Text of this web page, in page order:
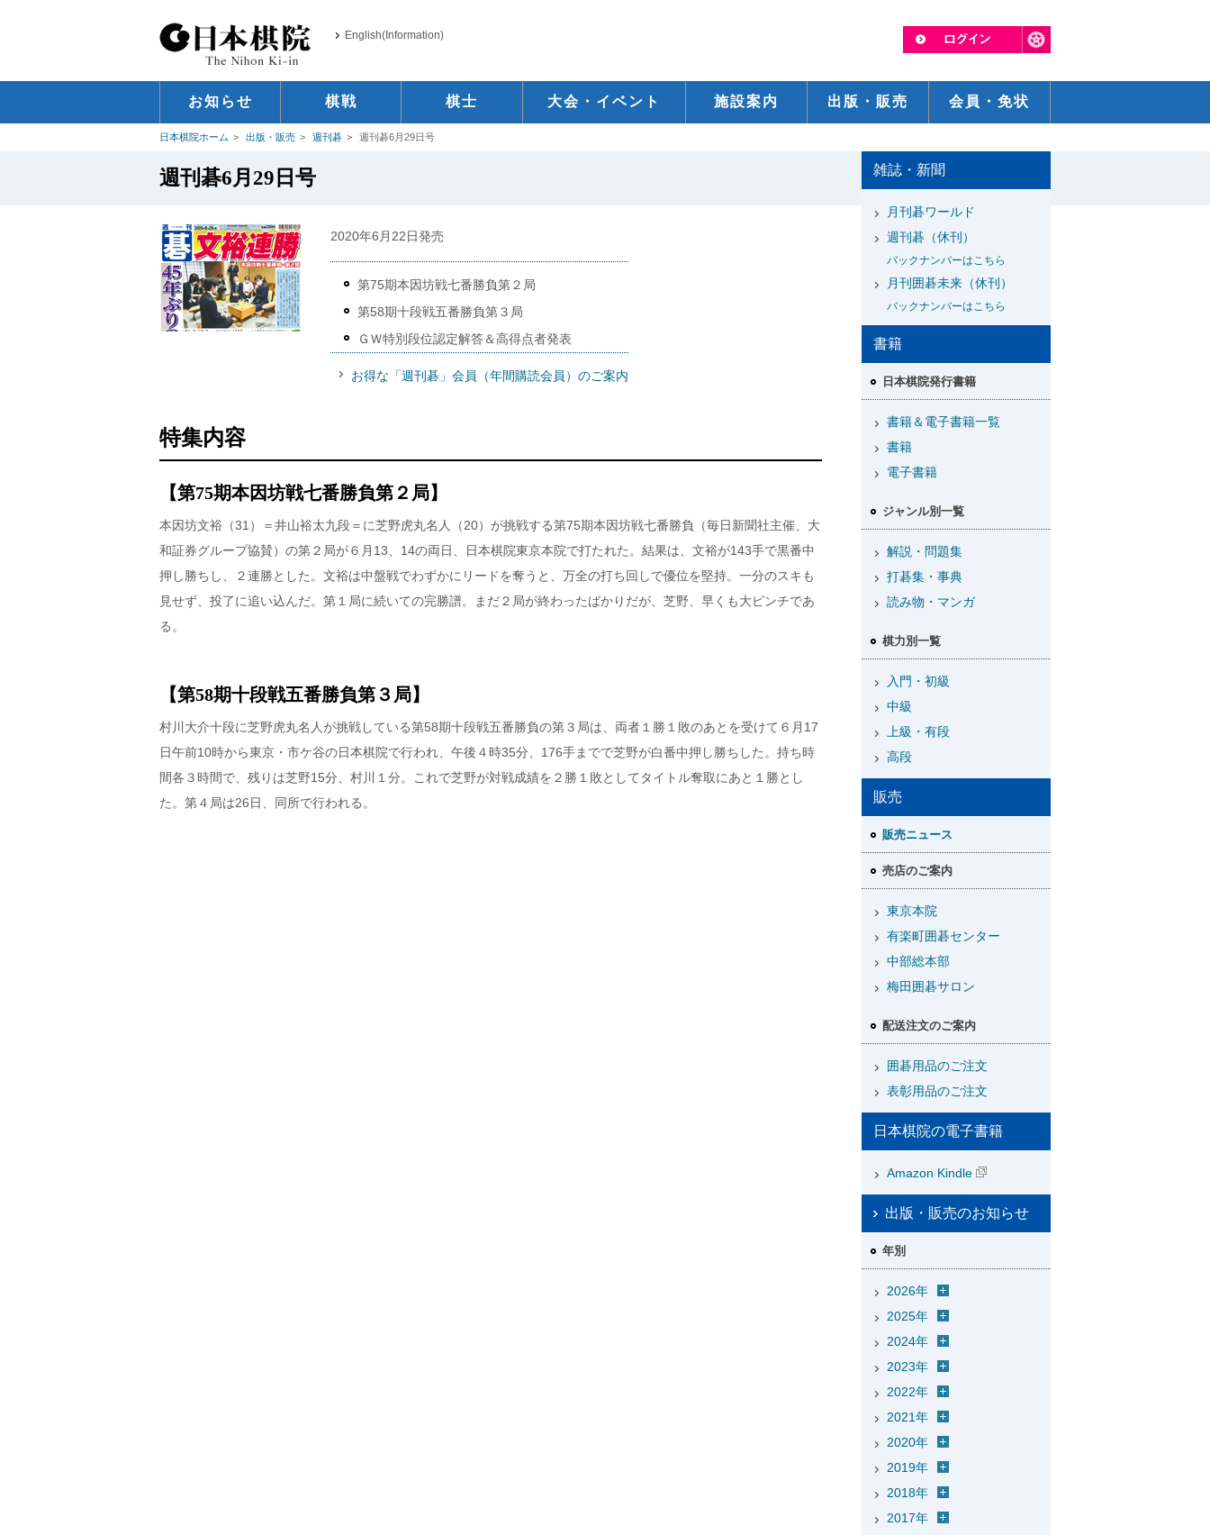
English(Information)
お知らせ 棋戦 棋士 大会・イベント 施設案内 出版・販売 会員・免状
日本棋院ホーム 出版・販売 週刊碁 週刊碁6月29日号
週刊碁6月29日号
2020年6月22日発売
第75期本因坊戦七番勝負第２局
第58期十段戦五番勝負第３局
ＧＷ特別段位認定解答＆高得点者発表
お得な「週刊碁」会員（年間購読会員）のご案内
特集内容
【第75期本因坊戦七番勝負第２局】
本因坊文裕（31）＝井山裕太九段＝に芝野虎丸名人（20）が挑戦する第75期本因坊戦七番勝負（毎日新聞社主催、大
和証券グループ協賛）の第２局が６月13、14の両日、日本棋院東京本院で打たれた。結果は、文裕が143手で黒番中
押し勝ちし、２連勝とした。文裕は中盤戦でわずかにリードを奪うと、万全の打ち回しで優位を堅持。一分のスキも
見せず、投了に追い込んだ。第１局に続いての完勝譜。まだ２局が終わったばかりだが、芝野、早くも大ピンチであ
る。
【第58期十段戦五番勝負第３局】
村川大介十段に芝野虎丸名人が挑戦している第58期十段戦五番勝負の第３局は、両者１勝１敗のあとを受けて６月17
日午前10時から東京・市ケ谷の日本棋院で行われ、午後４時35分、176手までで芝野が白番中押し勝ちした。持ち時
間各３時間で、残りは芝野15分、村川１分。これで芝野が対戦成績を２勝１敗としてタイトル奪取にあと１勝とし
た。第４局は26日、同所で行われる。
雑誌・新聞
月刊碁ワールド
週刊碁（休刊）
バックナンバーはこちら
月刊囲碁未来（休刊）
バックナンバーはこちら
書籍
日本棋院発行書籍
書籍＆電子書籍一覧
書籍
電子書籍
ジャンル別一覧
解説・問題集
打碁集・事典
読み物・マンガ
棋力別一覧
入門・初級
中級
上級・有段
高段
販売
販売ニュース
売店のご案内
東京本院
有楽町囲碁センター
中部総本部
梅田囲碁サロン
配送注文のご案内
囲碁用品のご注文
表彰用品のご注文
日本棋院の電子書籍
Amazon Kindle
出版・販売のお知らせ
年別
2026年
2025年
2024年
2023年
2022年
2021年
2020年
2019年
2018年
2017年